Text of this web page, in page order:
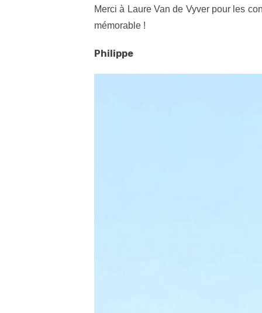
Merci à Laure Van de Vyver pour les
mémorable !
Philippe